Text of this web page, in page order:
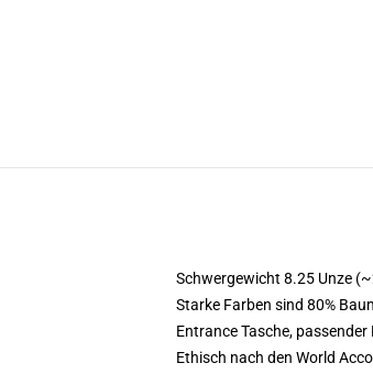
Schwergewicht 8.25 Unze
Starke Farben sind 80%
Entrance Tasche,
Ethisch nach den World